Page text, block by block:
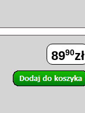
8990zł